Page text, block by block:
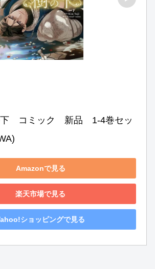
　コミック　新品　1-4巻セッ
Amazonで見る
楽天市場で見る
ショッピングで見る